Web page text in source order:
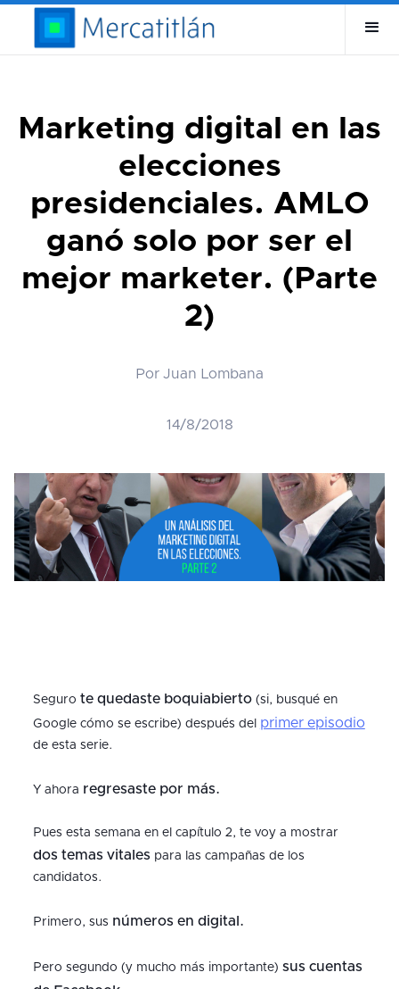
Marketing digital en las
elecciones
presidenciales. AMLO
ganó solo por ser el
mejor marketer. (Parte
2)
Por Juan Lombana
14/8/2018
Seguro te quedaste boquiabierto(si, busqué en
Google cómo se escribe) después del primer episodio
de esta serie.
Y ahora regresaste por más.
Pues esta semana en el capítulo 2, te voy a mostrar
dos temas vitales para las campañas de los
candidatos.
Primero, sus números en digital.
Pero segundo (y mucho más importante) sus cuentas